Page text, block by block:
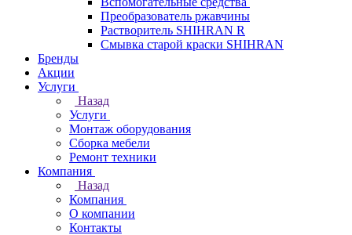
Преобразователь ржавчины
Растворитель SHIHRAN R
Смывка старой краски SHIHRAN
Бренды
Акции
Услуги
Назад
Услуги
Монтаж оборудования
Сборка мебели
Ремонт техники
Компания
Назад
Компания
О компании
Контакты